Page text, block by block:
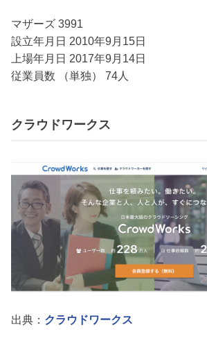
マザーズ 3991
設立年月日 2010年9月15日
上場年月日 2017年9月14日
従業員数 （単独） 74人
クラウドワークス
出典： クラウドワークス